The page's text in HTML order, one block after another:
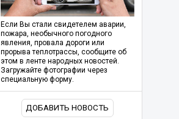
Если Вы стали свидетелем аварии,
пожара, необычного погодного
явления, провала дороги или
прорыва теплотрассы, сообщите об
этом в ленте народных новостей.
Загружайте фотографии через
специальную форму.
ДОБАВИТЬ НОВОСТЬ